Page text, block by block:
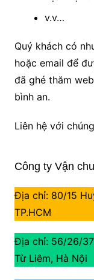
v.v…
Quý khách có
hoặc email để
đã ghé thăm
bình an.
Liên hệ với
Công ty Vận
Địa chỉ: 80/15
TP.HCM
Địa chỉ: 56/26/37
Từ Liêm, Hà Nội